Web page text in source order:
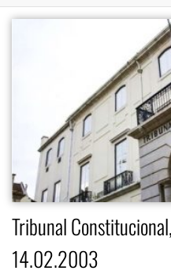
Tribunal
14.02.2003